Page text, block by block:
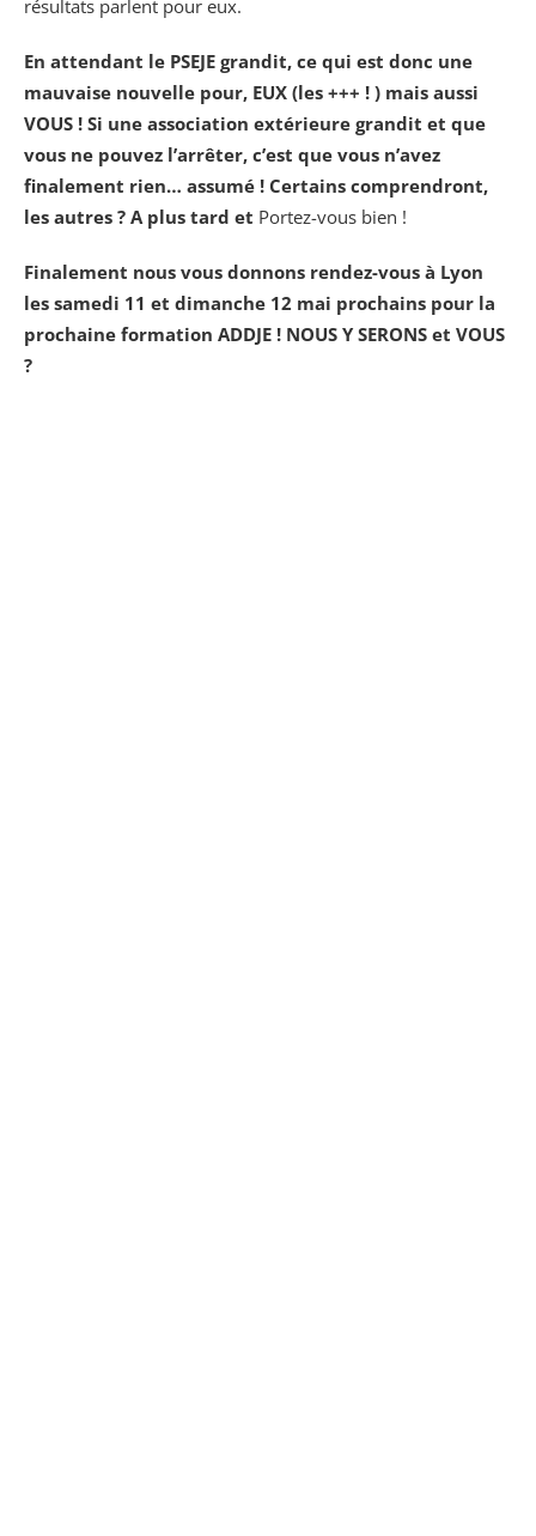
résultats parlent pour eux.
En attendant le PSEJE grandit, ce qui est donc une
mauvaise nouvelle pour, EUX (les +++ ! ) mais aussi
VOUS ! Si une association extérieure grandit et que
vous ne pouvez l’arrêter, c’est que vous n’avez
finalement rien… assumé ! Certains comprendront,
les autres ? A plus tard et Portez-vous bien !
Finalement nous vous donnons rendez-vous à Lyon
les samedi 11 et dimanche 12 mai prochains pour la
prochaine formation ADDJE ! NOUS Y SERONS et VOUS
?